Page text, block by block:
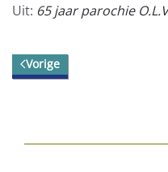
Uit: 65 jaar parochie
Vorige